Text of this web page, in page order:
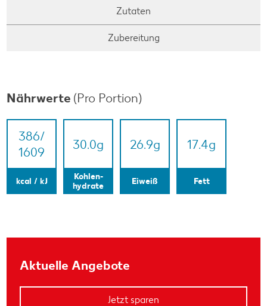
Zutaten
Zubereitung
Nährwerte (Pro Portion)
386/​
1609
kcal / kJ
30.0g
Kohlen-
hydrate
26.9g
Eiweiß
17.4g
Fett
Aktuelle Angebote
Jetzt sparen